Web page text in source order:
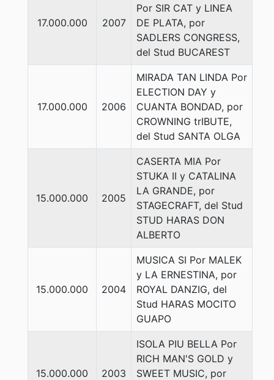
17.000.000 2007
Por SIR CAT y LINEA
DE PLATA, por
SADLERS CONGRESS,
del Stud BUCAREST
17.000.000 2006
MIRADA TAN LINDA Por
ELECTION DAY y
CUANTA BONDAD, por
CROWNING trIBUTE,
del Stud SANTA OLGA
15.000.000 2005
CASERTA MIA Por
STUKA II y CATALINA
LA GRANDE, por
STAGECRAFT, del Stud
STUD HARAS DON
ALBERTO
15.000.000 2004
MUSICA SI Por MALEK
y LA ERNESTINA, por
ROYAL DANZIG, del
Stud HARAS MOCITO
GUAPO
15.000.000 2003
ISOLA PIU BELLA Por
RICH MAN'S GOLD y
SWEET MUSIC, por